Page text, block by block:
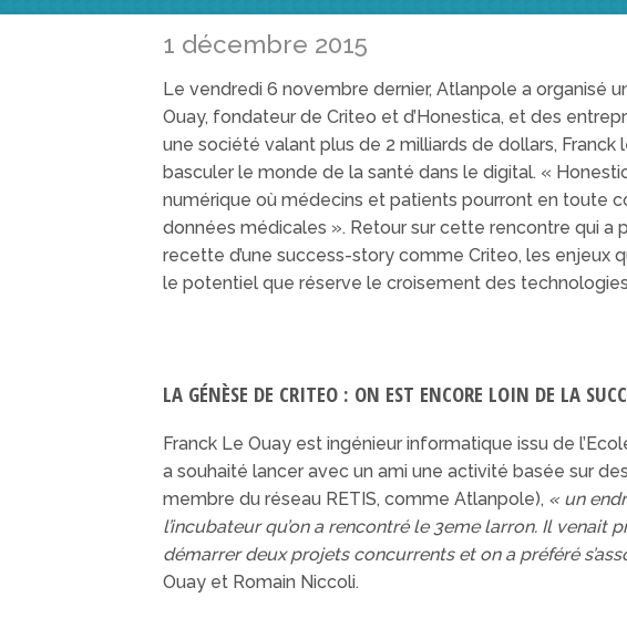
1 décembre 2015
Le vendredi 6 novembre dernier, Atlanpole a organisé
Ouay, fondateur de Criteo et d’Honestica, et des
une société valant plus de 2 milliards de dollars, Franck
basculer le monde de la santé dans le digital. «
numérique où médecins et patients pourront en toute
données médicales ». Retour sur cette rencontre qui a
recette d’une success-story comme Criteo, les enjeux
le potentiel que réserve le croisement des
LA GÉNÈSE DE CRITEO : ON EST ENCORE LOIN DE LA
Franck Le Ouay est ingénieur informatique issu de
a souhaité lancer avec un ami une activité basée sur
membre du réseau RETIS, comme Atlanpole), « un
l’incubateur qu’on a rencontré le 3eme larron. Il venait
démarrer deux projets concurrents et on a préféré
Ouay et Romain Niccoli.